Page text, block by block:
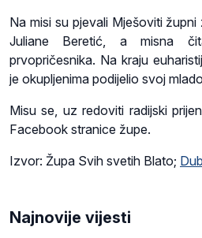
Na misi su pjevali Mješoviti
Juliane Beretić, a misna
prvopričesnika. Na kraju
je okupljenima podijelio svoj
Misu se, uz redoviti radijski
Facebook stranice župe.
Izvor: Župa Svih svetih Blato;
Najnovije vijesti